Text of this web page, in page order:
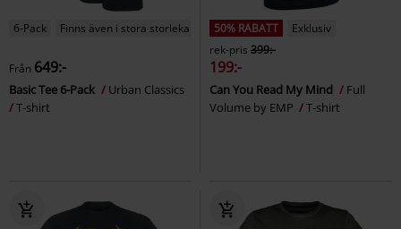
6-Pack Finns även i stora storlekar
Från 649:-
Basic Tee 6-Pack
Urban Classics
T-shirt
50% RABATT
Exklusiv
rek-pris 399:-
199:-
Can You Read My Mind
Full
Volume by EMP
T-shirt